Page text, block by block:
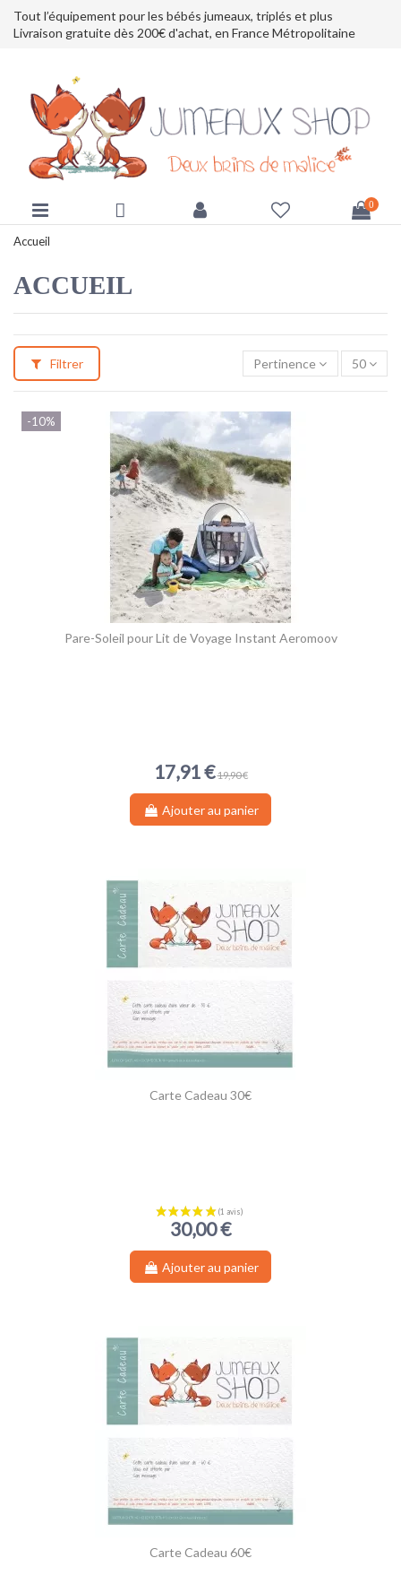
Tout l’équipement pour les bébés jumeaux, triplés et plus
Livraison gratuite dès 200€ d'achat, en France Métropolitaine
0
Accueil
ACCUEIL
Filtrer Pertinence 50
-10%
Pare-Soleil pour Lit de Voyage Instant Aeromoov
17,91 € 19,90 €
Ajouter au panier
Carte Cadeau 30€
30,00 €
Ajouter au panier
Carte Cadeau 60€